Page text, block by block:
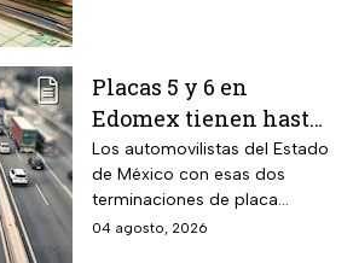
Placas 5 y 6 en
Edomex tienen hasta
el 31 de agosto 2026
para realizar la
verificación
vehicular o recibirán
Los automovilistas del Estado
de México con esas dos
terminaciones de placa
enfrentan el cierre de su
04 agosto, 2026